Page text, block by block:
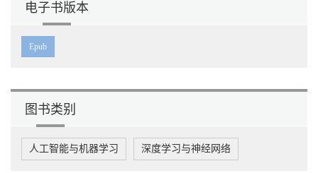
电子书版本
Epub
图书类别
人工智能与机器学习 深度学习与神经网络